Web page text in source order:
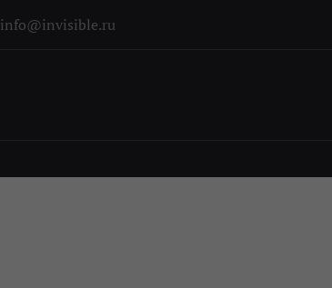
info@invisible.ru